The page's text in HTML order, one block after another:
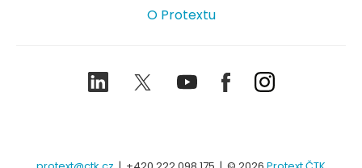
O Protextu
LinkedIn TwitterYoutubeFacebookInstagram